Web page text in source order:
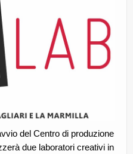
del Centro di produzione
due laboratori creativi in